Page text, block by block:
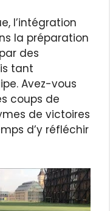
l’intégration
la préparation
des
tant
Avez-vous
coups de
de victoires
d’y réfléchir